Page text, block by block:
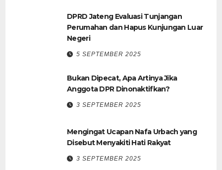
DPRD Jateng Evaluasi Tunjangan
Perumahan dan Hapus Kunjungan Luar
Negeri
5 SEPTEMBER 2025
Bukan Dipecat, Apa Artinya Jika
Anggota DPR Dinonaktifkan?
3 SEPTEMBER 2025
Mengingat Ucapan Nafa Urbach yang
Disebut Menyakiti Hati Rakyat
3 SEPTEMBER 2025